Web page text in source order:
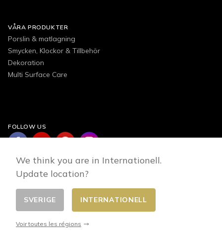
VÅRA PRODUKTER
Porslin & matlagning
Smycken, Klockor & Tillbehör
Dekoration
Multi Surface Care
FOLLOW US
Changer de pays
We think you are in Internationell.
Update location?
SVERIGE INTERNATIONELL
Voir toutes les régions